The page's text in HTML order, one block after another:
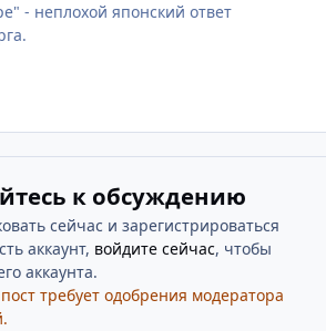
- неплохой японский ответ
к обсуждению
сейчас и зарегистрироваться
аккаунт, войдите сейчас, чтобы
аккаунта.
требует одобрения модератора